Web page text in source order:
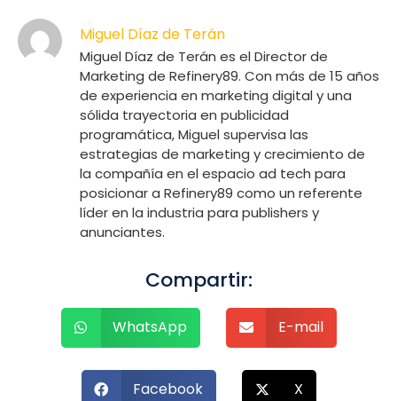
Miguel Díaz de Terán
Miguel Díaz de Terán es el Director de
Marketing de Refinery89. Con más de 15 años
de experiencia en marketing digital y una
sólida trayectoria en publicidad
programática, Miguel supervisa las
estrategias de marketing y crecimiento de
la compañía en el espacio ad tech para
posicionar a Refinery89 como un referente
líder en la industria para publishers y
anunciantes.
Compartir:
WhatsApp E-mail
Facebook X